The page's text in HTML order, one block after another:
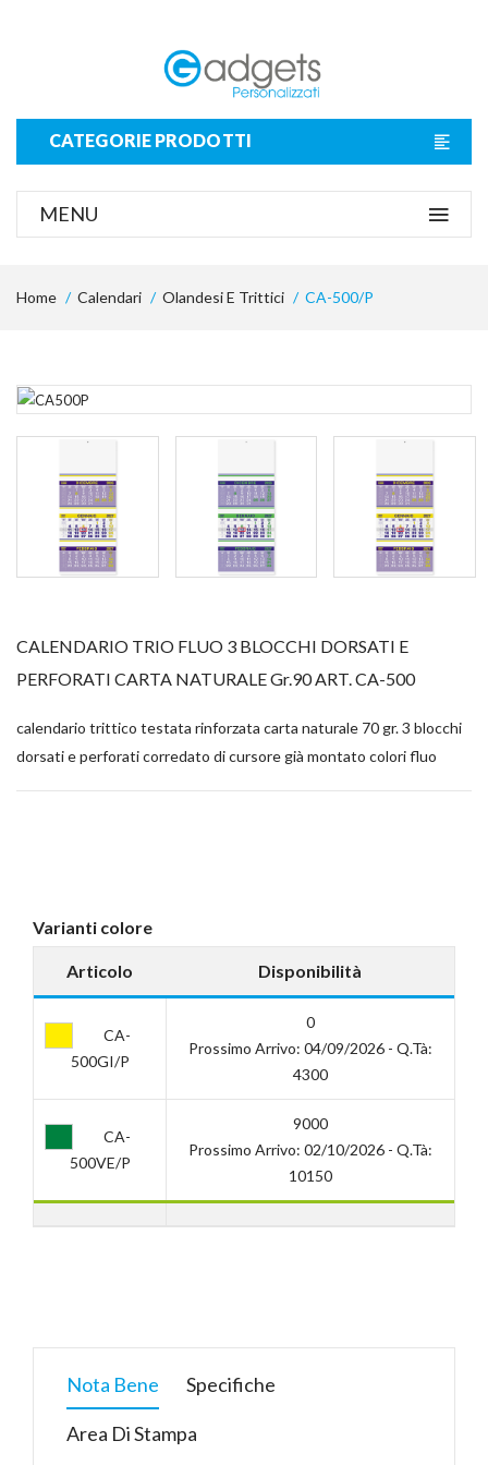
CATEGORIE PRODOTTI
MENU
Home Calendari Olandesi E Trittici CA-500/P
CALENDARIO TRIO FLUO 3 BLOCCHI DORSATI E
PERFORATI CARTA NATURALE Gr.90 ART. CA-500
calendario trittico testata rinforzata carta naturale 70 gr. 3 blocchi
dorsati e perforati corredato di cursore già montato colori fluo
Varianti colore
Articolo Disponibilità
CA-
500GI/P
0
Prossimo Arrivo: 04/09/2026 - Q.tà:
4300
CA-
500VE/P
9000
Prossimo Arrivo: 02/10/2026 - Q.tà:
10150
Nota Bene Specifiche
Area Di Stampa